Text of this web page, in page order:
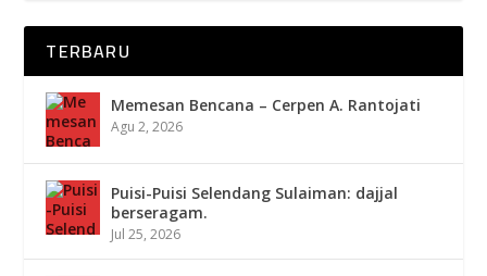
TERBARU
Memesan Bencana – Cerpen A. Rantojati
Agu 2, 2026
Puisi-Puisi Selendang Sulaiman: dajjal
berseragam.
Jul 25, 2026